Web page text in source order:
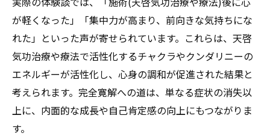
が軽くなった」「集中力が高まり、前向きな気持ちにな
れた」といった声が寄せられています。これらは、天啓
気功治療や療法で活性化するチャクラやクンダリニーの
エネルギーが活性化し、心身の調和が促進された結果と
考えられます。完全寛解への道は、単なる症状の消失以
上に、内面的な成長や自己肯定感の向上にもつながりま
す。